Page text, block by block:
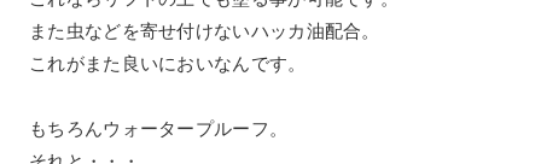
また虫などを寄せ付けないハッカ油配合。
これがまた良いにおいなんです。
もちろんウォータープルーフ。